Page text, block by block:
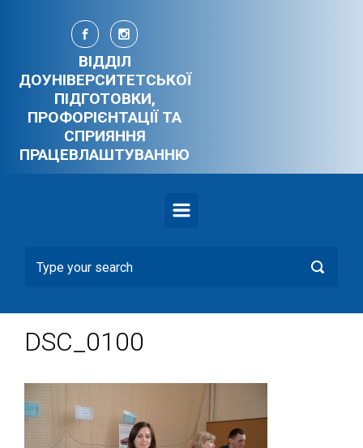
Skip to main content
ВІДДІЛ
ДОУНІВЕРСИТЕТСЬКОЇ
ПІДГОТОВКИ,
ПРОФОРІЄНТАЦІЇ ТА
СПРИЯННЯ
ПРАЦЕВЛАШТУВАННЮ
DSC_0100